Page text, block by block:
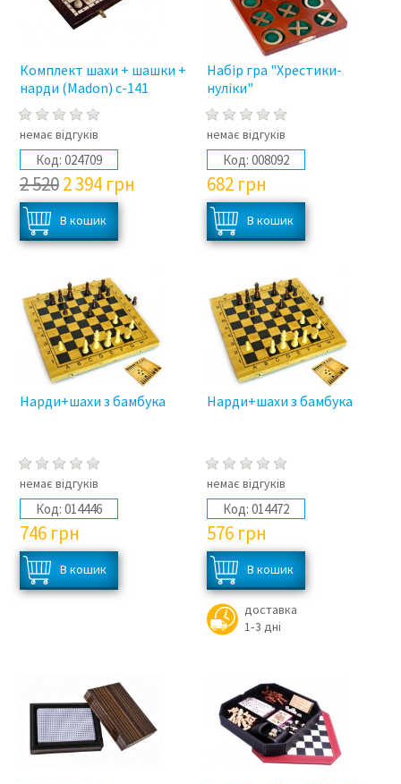
Комплект шахи + шашки +
нарди (Madon) с-141
немає відгуків
Код: 024709
2 5202 394 грн
Набір гра "Хрестики-
нуліки"
немає відгуків
Код: 008092
682 грн
Нарди+шахи з бамбука
немає відгуків
Код: 014446
746 грн
Нарди+шахи з бамбука
немає відгуків
Код: 014472
576 грн
доставка
1‑3 дні